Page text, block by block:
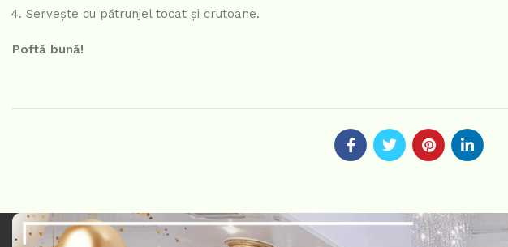
Servește cu pătrunjel tocat și crutoane.
Poftă bună!